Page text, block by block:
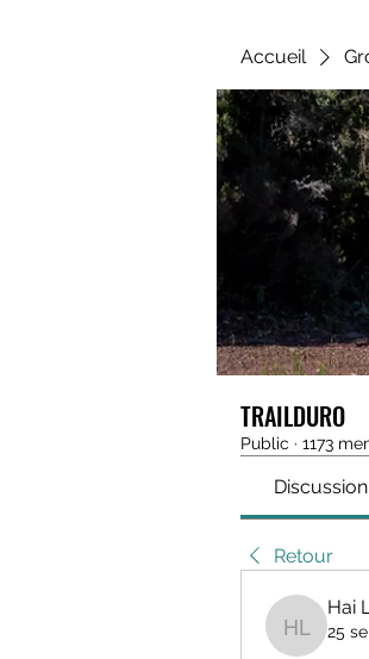
Accueil
TRAILDURO
Public · 1173
Discussion
Retour
Hai
Hai
25